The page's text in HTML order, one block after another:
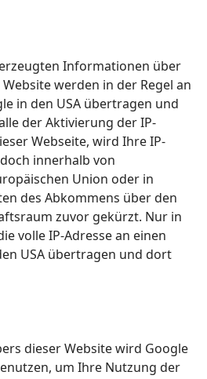
Informationen über
werden in der Regel an
in den USA übertragen und
der Aktivierung der IP-
Webseite, wird Ihre IP-
innerhalb von
Union oder in
des Abkommens über den
zuvor gekürzt. Nur in
volle IP-Adresse an einen
USA übertragen und dort
dieser Website wird Google
um Ihre Nutzung der